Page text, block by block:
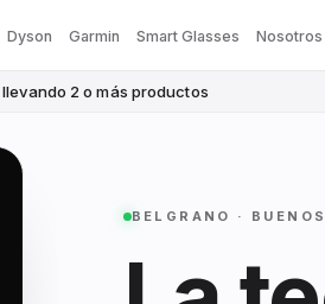
Dyson Garmin Smart Glasses Nosotros
llevando 2 o más productos
BELGRANO ·